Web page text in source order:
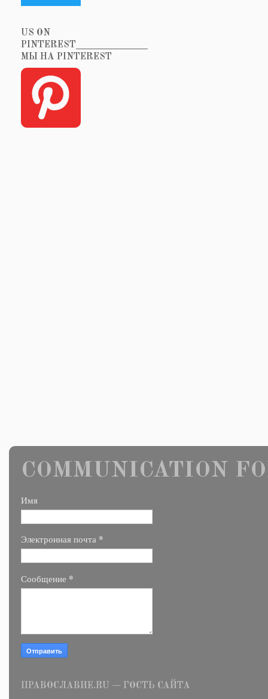
US ON
PINTEREST_______________
МЫ НА PINTEREST
COMMUNICATION
Имя
Электронная почта *
Сообщение *
ПРАВОСЛАВИЕ.RU — ГОСТЬ САЙТА